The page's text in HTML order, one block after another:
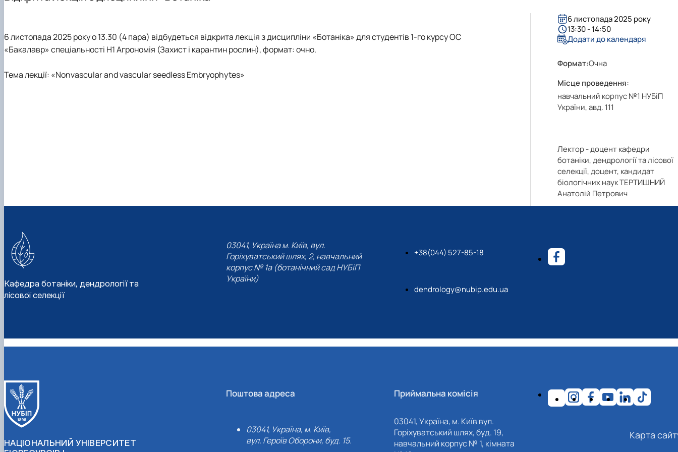
Лабораторії
Програми навчальних практик
Студентські наукові гуртки
6 листопада 2025 року о 13.30 (4 пара) відбудеться відкрита лекція з дисципліни «Ботаніка» для студентів 1-го курсу ОС
«Бакалавр» спеціальності H1 Агрономія (Захист і карантин рослин), формат: очно.
Тема лекції: «Nonvascular and vascular seedless Embryophytes»
6 листопада 2025 року
13:30 - 14:50
Додати до календаря
Формат:Очна
Місце проведення:
навчальний корпус №1 НУБіП
України, авд. 111
Лектор - доцент кафедри
ботаніки, дендрології та лісової
селекції, доцент, кандидат
біологічних наук ТЕРТИШНИЙ
Анатолій Петрович
Кафедра ботаніки, дендрології та
лісової селекції
03041, Україна м. Київ, вул.
Горіхуватський шлях, 2, навчальний
корпус № 1а (ботанічний сад НУБіП
України)
+38(044) 527-85-18
dendrology@nubip.edu.ua
НАЦІОНАЛЬНИЙ УНІВЕРСИТЕТ
Поштова адреса
03041, Україна, м. Київ,
вул. Героїв Оборони, буд. 15.
Приймальна комісія
03041, Україна, м. Київ вул.
Горіхуватський шлях, буд. 19,
навчальний корпус № 1, кімната
Карта